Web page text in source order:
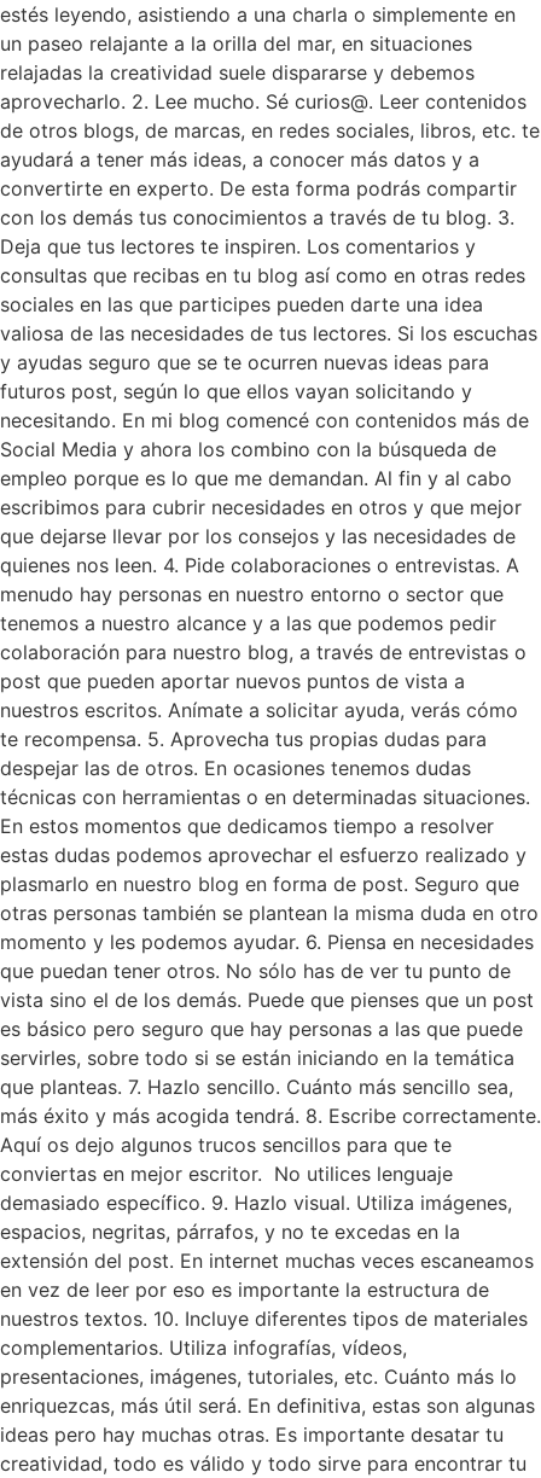
estés leyendo, asistiendo a una charla o simplemente en
un paseo relajante a la orilla del mar, en situaciones
relajadas la creatividad suele dispararse y debemos
aprovecharlo. 2. Lee mucho. Sé curios@. Leer contenidos
de otros blogs, de marcas, en redes sociales, libros, etc. te
ayudará a tener más ideas, a conocer más datos y a
convertirte en experto. De esta forma podrás compartir
con los demás tus conocimientos a través de tu blog. 3.
Deja que tus lectores te inspiren. Los comentarios y
consultas que recibas en tu blog así como en otras redes
sociales en las que participes pueden darte una idea
valiosa de las necesidades de tus lectores. Si los escuchas
y ayudas seguro que se te ocurren nuevas ideas para
futuros post, según lo que ellos vayan solicitando y
necesitando. En mi blog comencé con contenidos más de
Social Media y ahora los combino con la búsqueda de
empleo porque es lo que me demandan. Al fin y al cabo
escribimos para cubrir necesidades en otros y que mejor
que dejarse llevar por los consejos y las necesidades de
quienes nos leen. 4. Pide colaboraciones o entrevistas. A
menudo hay personas en nuestro entorno o sector que
tenemos a nuestro alcance y a las que podemos pedir
colaboración para nuestro blog, a través de entrevistas o
post que pueden aportar nuevos puntos de vista a
nuestros escritos. Anímate a solicitar ayuda, verás cómo
te recompensa. 5. Aprovecha tus propias dudas para
despejar las de otros. En ocasiones tenemos dudas
técnicas con herramientas o en determinadas situaciones.
En estos momentos que dedicamos tiempo a resolver
estas dudas podemos aprovechar el esfuerzo realizado y
plasmarlo en nuestro blog en forma de post. Seguro que
otras personas también se plantean la misma duda en otro
momento y les podemos ayudar. 6. Piensa en necesidades
que puedan tener otros. No sólo has de ver tu punto de
vista sino el de los demás. Puede que pienses que un post
es básico pero seguro que hay personas a las que puede
servirles, sobre todo si se están iniciando en la temática
que planteas. 7. Hazlo sencillo. Cuánto más sencillo sea,
más éxito y más acogida tendrá. 8. Escribe correctamente.
Aquí os dejo algunos trucos sencillos para que te
conviertas en mejor escritor. No utilices lenguaje
demasiado específico. 9. Hazlo visual. Utiliza imágenes,
espacios, negritas, párrafos, y no te excedas en la
extensión del post. En internet muchas veces escaneamos
en vez de leer por eso es importante la estructura de
nuestros textos. 10. Incluye diferentes tipos de materiales
complementarios. Utiliza infografías, vídeos,
presentaciones, imágenes, tutoriales, etc. Cuánto más lo
enriquezcas, más útil será. En definitiva, estas son algunas
ideas pero hay muchas otras. Es importante desatar tu
creatividad, todo es válido y todo sirve para encontrar tu